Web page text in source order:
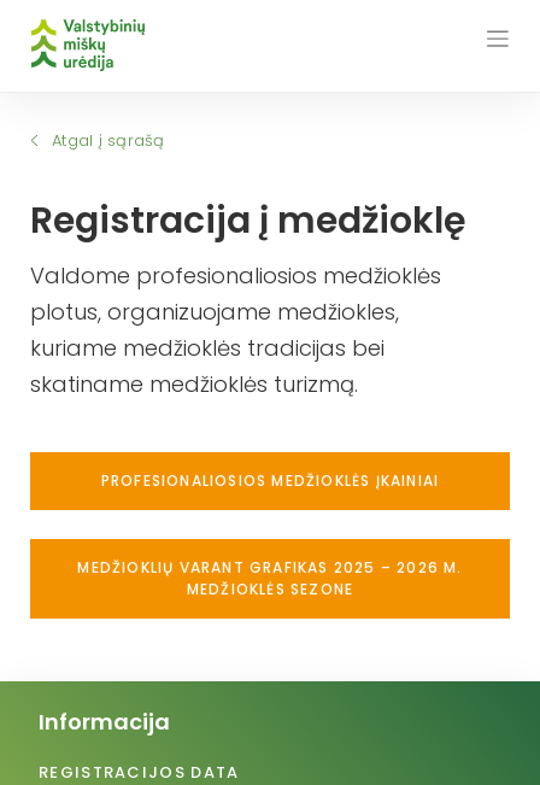
Atgal į sąrašą
Registracija į medžioklę
Valdome profesionaliosios medžioklės
plotus, organizuojame medžiokles,
kuriame medžioklės tradicijas bei
skatiname medžioklės turizmą.
PROFESIONALIOSIOS MEDŽIOKLĖS ĮKAINIAI
MEDŽIOKLIŲ VARANT GRAFIKAS 2025 – 2026 M.
MEDŽIOKLĖS SEZONE
Informacija
REGISTRACIJOS DATA